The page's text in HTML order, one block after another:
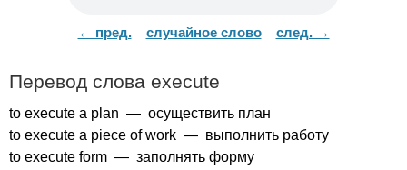
← пред. случайное слово след. →
Перевод слова execute
to execute a plan — осуществить план
to execute a piece of work — выполнить работу
to execute form — заполнять форму